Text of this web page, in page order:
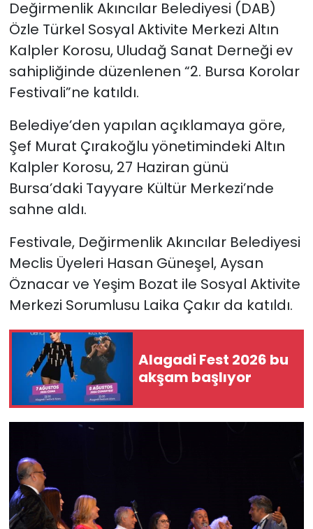
Değirmenlik Akıncılar Belediyesi (DAB)
Özle Türkel Sosyal Aktivite Merkezi Altın
Kalpler Korosu, Uludağ Sanat Derneği ev
sahipliğinde düzenlenen “2. Bursa Korolar
Festivali”ne katıldı.
Belediye’den yapılan açıklamaya göre,
Şef Murat Çırakoğlu yönetimindeki Altın
Kalpler Korosu, 27 Haziran günü
Bursa’daki Tayyare Kültür Merkezi’nde
sahne aldı.
Festivale, Değirmenlik Akıncılar Belediyesi
Meclis Üyeleri Hasan Güneşel, Aysan
Öznacar ve Yeşim Bozat ile Sosyal Aktivite
Merkezi Sorumlusu Laika Çakır da katıldı.
Alagadi Fest 2026 bu
akşam başlıyor
SAĞLIK
Spor
TÜRKiYE
Video Galeri
YAŞAM
Yazarlar